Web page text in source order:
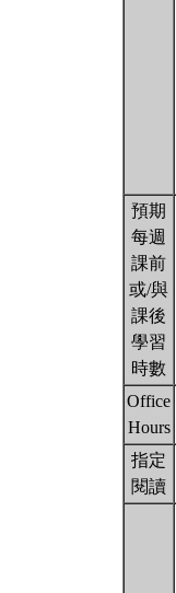
預期
每週
課前
或/與
課後
學習
時數
Office
Hours
指定
閱讀